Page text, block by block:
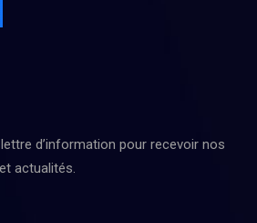
d’information pour recevoir nos
actualités.